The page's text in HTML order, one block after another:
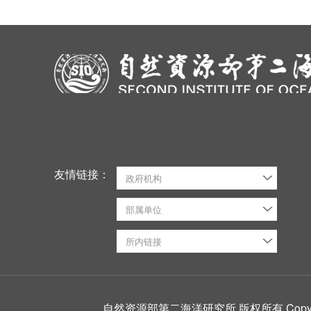
友情链接： 政府机构
部属单位
所内链接
自然资源部第二海洋研究所 版权所有